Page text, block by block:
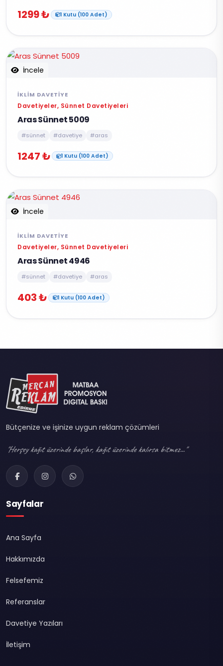
1299 ₺ 1 Kutu (100 Adet)
İncele
İKLIM DAVETIYE
Davetiyeler, Sünnet Davetiyeleri
Aras Sünnet 5009
#sünnet #davetiye #aras
1247 ₺ 1 Kutu (100 Adet)
İncele
İKLIM DAVETIYE
Davetiyeler, Sünnet Davetiyeleri
Aras Sünnet 4946
#sünnet #davetiye #aras
403 ₺ 1 Kutu (100 Adet)
Bütçenize ve işinize uygun reklam çözümleri
"Herşey kağıt üzerinde başlar, kağıt üzerinde kalırsa bitmez..."
Sayfalar
Ana Sayfa
Hakkımızda
Felsefemiz
Referanslar
Davetiye Yazıları
İletişim